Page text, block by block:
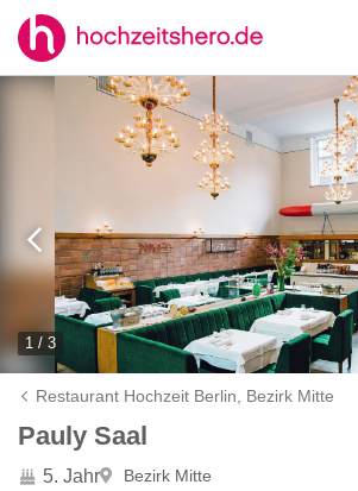
1 / 3
Restaurant Hochzeit Berlin, Bezirk Mitte
Pauly Saal
5. Jahr Bezirk Mitte